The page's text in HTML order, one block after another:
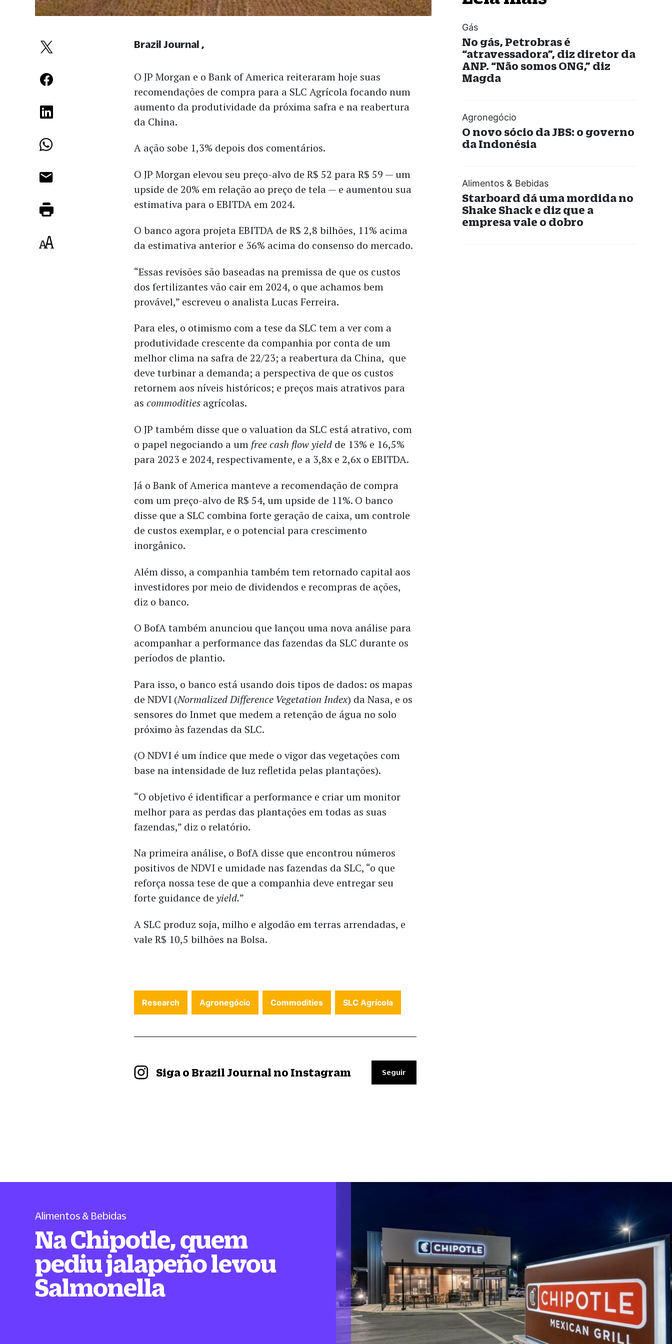
O JP Morgan e o Bank of America reiteraram hoje suas
recomendações de compra para a SLC Agrícola focando num
aumento da produtividade da próxima safra e na reabertura
da China.
A ação sobe 1,3% depois dos comentários.
O JP Morgan elevou seu preço-alvo de R$ 52 para R$ 59 — um
upside de 20% em relação ao preço de tela — e aumentou sua
estimativa para o EBITDA em 2024.
O banco agora projeta EBITDA de R$ 2,8 bilhões, 11% acima
da estimativa anterior e 36% acima do consenso do mercado.
“Essas revisões são baseadas na premissa de que os custos
dos fertilizantes vão cair em 2024, o que achamos bem
provável,” escreveu o analista Lucas Ferreira.
Para eles, o otimismo com a tese da SLC tem a ver com a
produtividade crescente da companhia por conta de um
melhor clima na safra de 22/23; a reabertura da China, que
deve turbinar a demanda; a perspectiva de que os custos
retornem aos níveis históricos; e preços mais atrativos para
ascommodities agrícolas.
O JP também disse que o valuation da SLC está atrativo, com
o papel negociando a um free cash flow yield de 13% e 16,5%
para 2023 e 2024, respectivamente, e a 3,8x e 2,6x o EBITDA.
Já o Bank of America manteve a recomendação de compra
com um preço-alvo de R$ 54, um upside de 11%. O banco
disse que a SLC combina forte geração de caixa, um controle
de custos exemplar, e o potencial para crescimento
inorgânico.
Além disso, a companhia também tem retornado capital aos
investidores por meio de dividendos e recompras de ações,
diz o banco.
O BofA também anunciou que lançou uma nova análise para
acompanhar a performance das fazendas da SLC durante os
períodos de plantio.
Para isso, o banco está usando dois tipos de dados: os mapas
de NDVI (Normalized Difference Vegetation Index) da Nasa, e os
sensores do Inmet que medem a retenção de água no solo
próximo às fazendas da SLC.
(O NDVI é um índice que mede o vigor das vegetações com
base na intensidade de luz refletida pelas plantações).
“O objetivo é identificar a performance e criar um monitor
melhor para as perdas das plantações em todas as suas
fazendas,” diz o relatório.
Na primeira análise, o BofA disse que encontrou números
positivos de NDVI e umidade nas fazendas da SLC, “o que
reforça nossa tese de que a companhia deve entregar seu
forte guidance deyield.”
A SLC produz soja, milho e algodão em terras arrendadas, e
vale R$ 10,5 bilhões na Bolsa.
Brazil Journal
Research Agronegócio Commodities SLC Agrícola
Siga o Brazil Journal no Instagram Seguir
Gás
No gás, Petrobras é
“atravessadora”, diz diretor da
ANP. “Não somos ONG,” diz
Magda
Agronegócio
O novo sócio da JBS: o governo
da Indonésia
Alimentos & Bebidas
Starboard dá uma mordida no
Shake Shack e diz que a
empresa vale o dobro
Alimentos & Bebidas
Na Chipotle, quem
pediu jalapeño levou
Salmonella